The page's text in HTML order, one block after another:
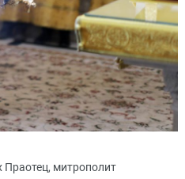
Праотец, митрополит